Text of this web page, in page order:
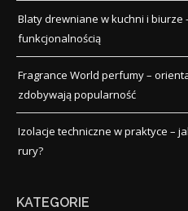
Blaty drewniane w kuchni i biurze
funkcjonalnością
Fragrance World perfumy –
zdobywają popularność
Izolacje techniczne w praktyce –
rury?
KATEGORIE